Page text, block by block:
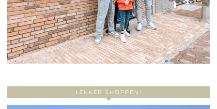
LEKKER SHOPPEN!